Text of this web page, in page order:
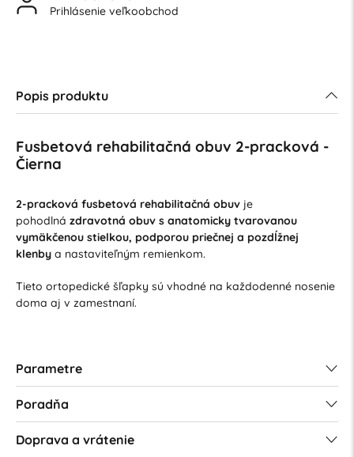
Prihlásenie veľkoobchod
Popis produktu
Fusbetová rehabilitačná obuv 2-pracková -
Čierna
2-pracková fusbetová rehabilitačná obuvje
pohodlná zdravotná obuv s anatomicky tvarovanou
vymäkčenou stielkou, podporou priečnej a pozdĺžnej
klenbya nastaviteľným remienkom.
Tieto ortopedické šľapky sú vhodné na každodenné nosenie
doma aj v zamestnaní.
Parametre
Poradňa
Doprava a vrátenie